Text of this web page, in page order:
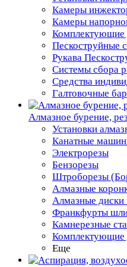
Камеры
Камеры
Комплектующие
Пескоструйные
Рукава
Системы сбора
Средства
Галтовочные
Алмазное бурение,
Установки
Канатные
Электрорезы
Бензорезы
Штроборезы
Алмазные
Алмазные диски
Франкфурты
Камнерезные
Комплектующие
Еще